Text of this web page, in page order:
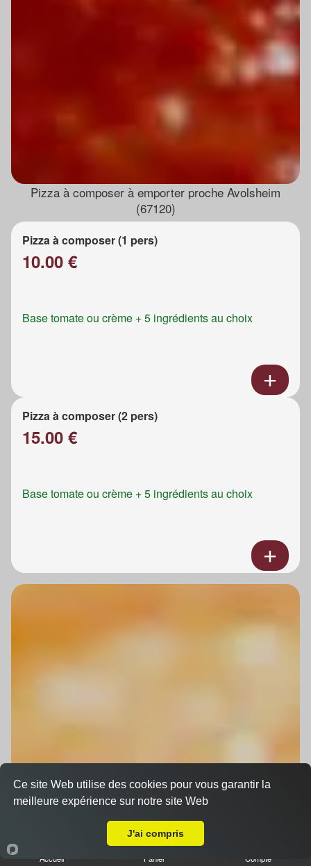
Pizza à composer à emporter proche Avolsheim
(67120)
Pizza à composer (1 pers)
10.00 €
Base tomate ou crème + 5 ingrédients au choix
Pizza à composer (2 pers)
15.00 €
Base tomate ou crème + 5 ingrédients au choix
Accueil Panier Compte
Ce site Web utilise des cookies pour vous garantir la
meilleure expérience sur notre site Web
J'ai compris